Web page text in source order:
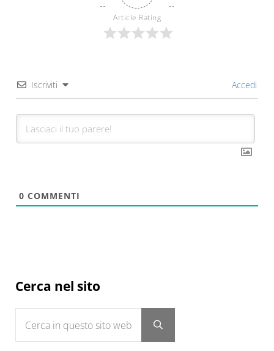
Article Rating
Iscriviti Accedi
0 COMMENTI
Sidebar
Cerca nel sito
Submit search